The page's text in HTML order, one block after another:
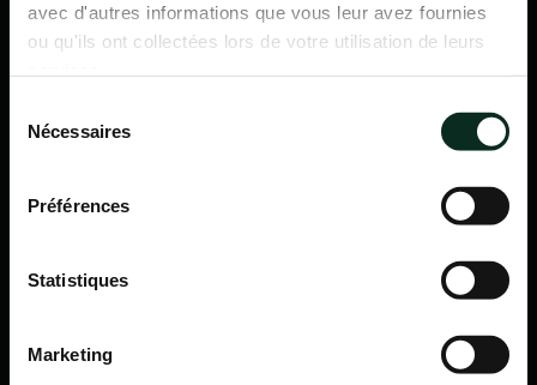
avec d'autres informations que vous leur avez fournies
ou qu'ils ont collectées lors de votre utilisation de leurs
Nécessaires
Préférences
Statistiques
Marketing
P.F.C.A Pompes Funèbres des Communes Associées
Itinéraire